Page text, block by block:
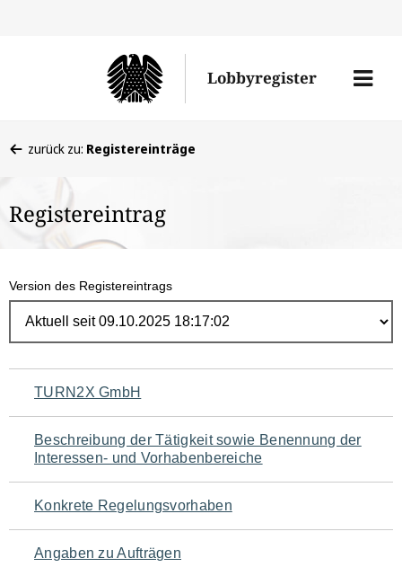
Lobbyregister
Menü
befinden
hier:
zurück zu: Registereinträge
Registereintrag
Version des Registereintrags
Navigation
für
den
Seiteninhalt
TURN2X GmbH
Beschreibung der Tätigkeit sowie Benennung der
Interessen- und Vorhabenbereiche
Konkrete Regelungsvorhaben
Angaben zu Aufträgen